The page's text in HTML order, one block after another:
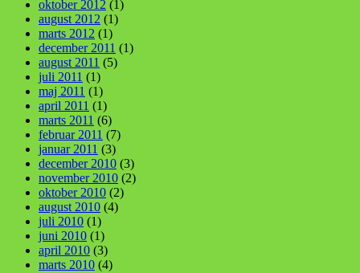
oktober 2012 (1)
august 2012 (1)
marts 2012 (1)
december 2011 (1)
august 2011 (5)
juli 2011 (1)
maj 2011 (1)
april 2011 (1)
marts 2011 (6)
februar 2011 (7)
januar 2011 (3)
december 2010 (3)
november 2010 (2)
oktober 2010 (2)
august 2010 (4)
juli 2010 (1)
juni 2010 (1)
april 2010 (3)
marts 2010 (4)